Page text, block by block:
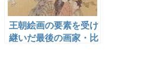
王朝絵画の要素を受け
継いだ最後の画家・比